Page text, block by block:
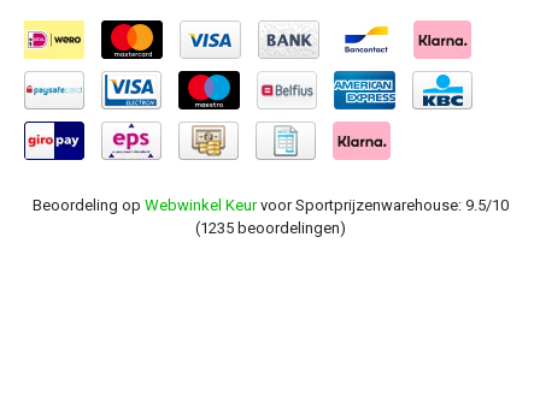
Beoordeling op Webwinkel Keurvoor Sportprijzenwarehouse: 9.5/10
(1235 beoordelingen)